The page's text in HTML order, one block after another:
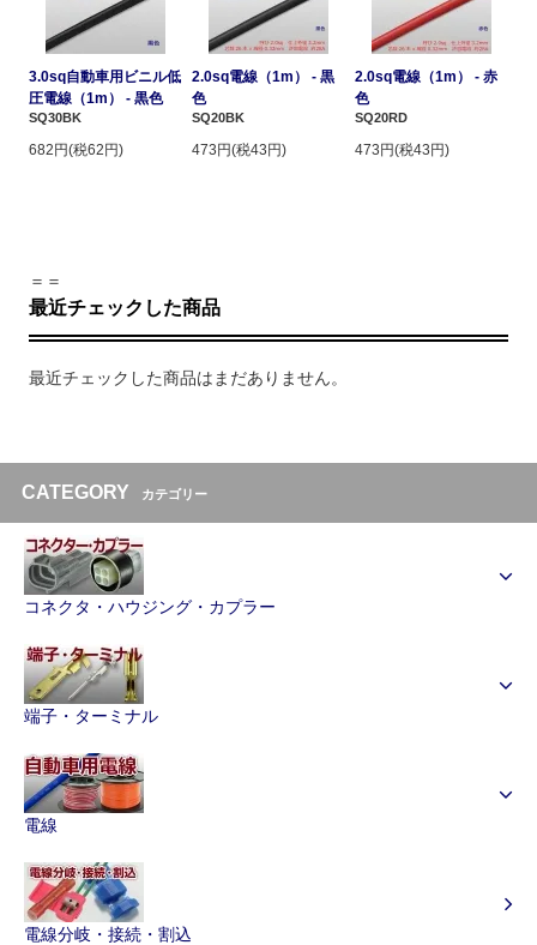
3.0sq自動車用ビニル低
圧電線（1m） - 黒色
SQ30BK
682円(税62円)
2.0sq電線（1m） - 黒
色
SQ20BK
473円(税43円)
2.0sq電線（1m） - 赤
色
SQ20RD
473円(税43円)
＝＝
最近チェックした商品
最近チェックした商品はまだありません。
CATEGORY カテゴリー
コネクタ・ハウジング・カプラー
端子・ターミナル
電線
電線分岐・接続・割込